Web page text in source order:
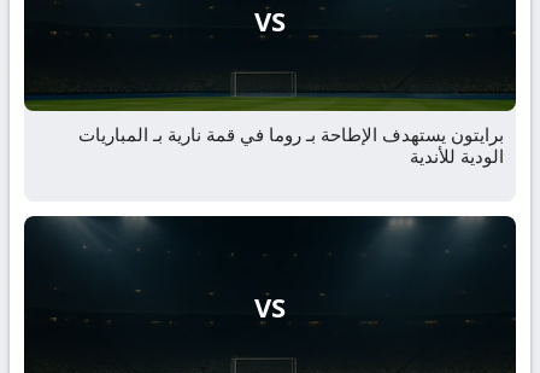
VS
برايتون يستهدف الإطاحة بـ روما في قمة نارية بـ المباريات
الودية للأندية
VS